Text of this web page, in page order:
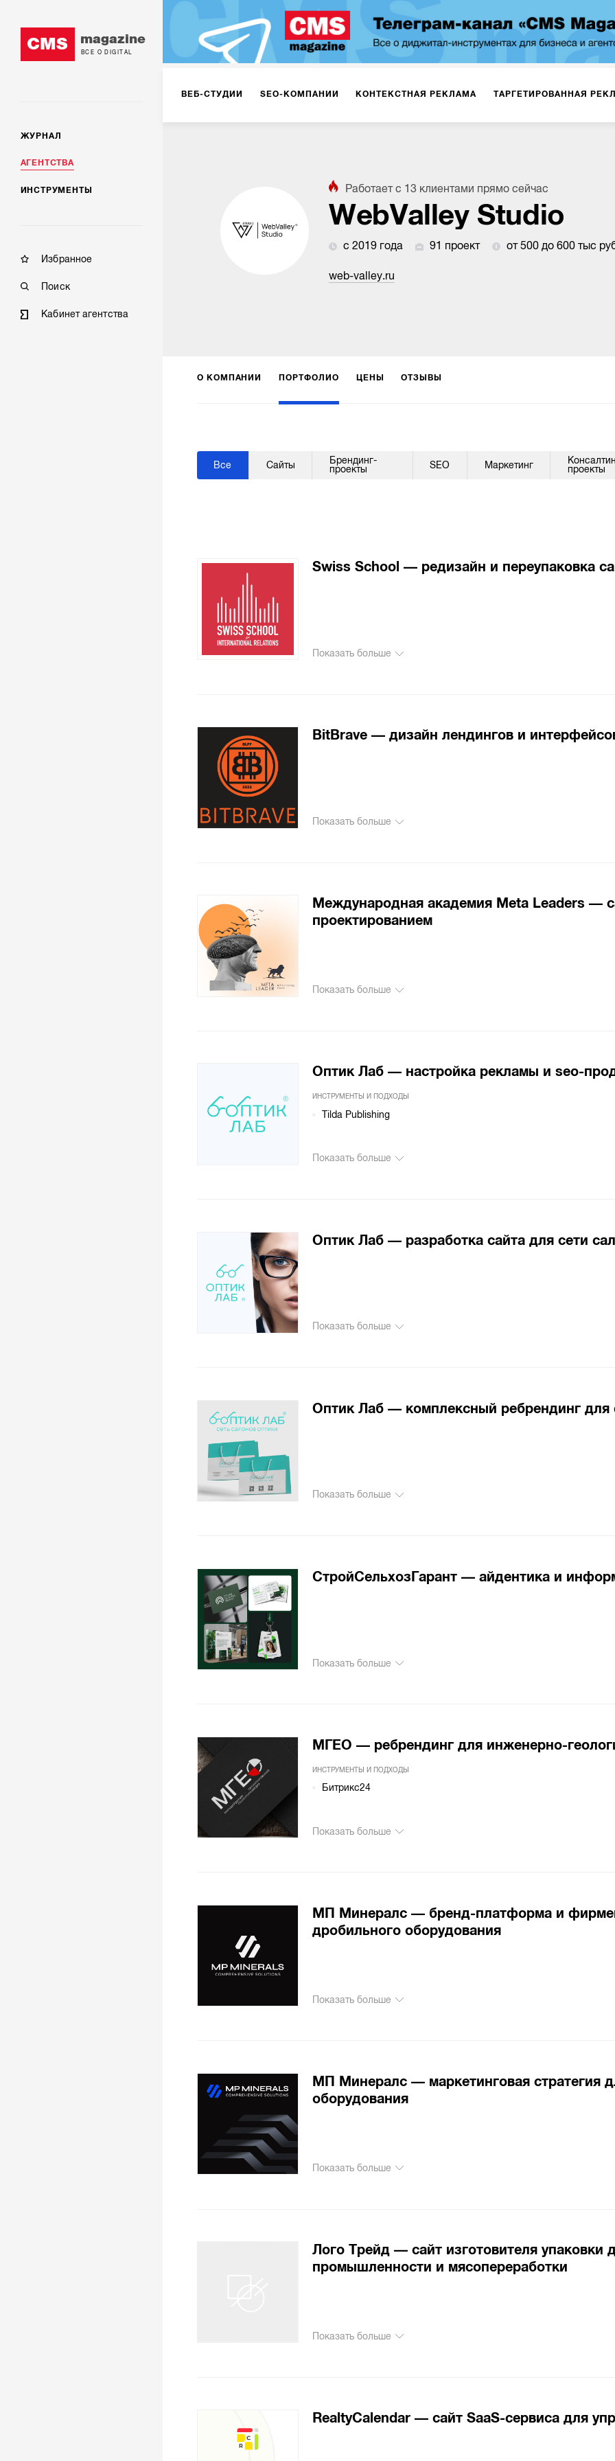
CMS magazine
ВСЕ О DIGITAL
ЖУРНАЛ
АГЕНТСТВА
ИНСТРУМЕНТЫ
Избранное
Поиск
Кабинет агентства
ВЕБ-СТУДИИ SEO-КОМПАНИИ КОНТЕКСТНАЯ РЕКЛАМА ТАРГЕТИРОВАННАЯ
РЕКЛАМА НА ИНТЕРНЕТ-ПЛОЩАДКАХ РАБОТА С МАРКЕТПЛЕЙСАМИ ФОТО
Работает с 13 клиентами прямо сейчас
WebValley Studio
с 2019 года 91 проект от 500 до 600 тыс
web-valley.ru
О КОМПАНИИ ПОРТФОЛИО ЦЕНЫ ОТЗЫВЫ
Все Сайты
Брендинг-
проекты
SEO Маркетинг
проекты
Swiss School — редизайн и переупаковка
Показать больше
BitBrave — дизайн лендингов и
Показать больше
Международная академия Meta Leaders —
проектированием
Показать больше
Оптик Лаб — настройка рекламы и seo-
ИНСТРУМЕНТЫ И ПОДХОДЫ
Tilda Publishing
Показать больше
Оптик Лаб — разработка сайта для сети
Показать больше
Оптик Лаб — комплексный ребрендинг для
Показать больше
СтройСельхозГарант — айдентика и
Показать больше
МГЕО — ребрендинг для инженерно-
ИНСТРУМЕНТЫ И ПОДХОДЫ
Битрикс24
Показать больше
МП Минералс — бренд-платформа и
дробильного оборудования
Показать больше
МП Минералс — маркетинговая стратегия
оборудования
Показать больше
Лого Трейд — сайт изготовителя упаковки
промышленности и мясопереработки
Показать больше
RealtyCalendar — сайт SaaS-сервиса для